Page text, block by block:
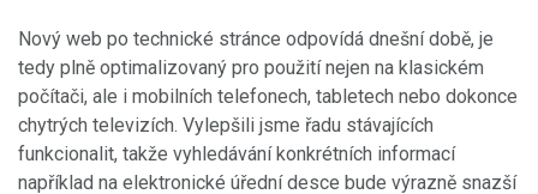
Nový web po technické stránce odpovídá dnešní době, je
tedy plně optimalizovaný pro použití nejen na klasickém
počítači, ale i mobilních telefonech, tabletech nebo dokonce
chytrých televizích. Vylepšili jsme řadu stávajících
funkcionalit, takže vyhledávání konkrétních informací
například na elektronické úřední desce bude výrazně snazší